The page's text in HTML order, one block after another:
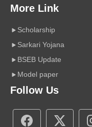
More Link
Scholarship
Sarkari Yojana
BSEB Update
Model paper
Follow Us